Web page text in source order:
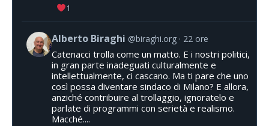
1
Alberto Biraghi @biraghi.org 22 ore
Catenacci trolla come un matto. E i nostri politici,
in gran parte inadeguati culturalmente e
intellettualmente, ci cascano. Ma ti pare che uno
così possa diventare sindaco di Milano? E allora,
anziché contribuire al trollaggio, ignoratelo e
parlate di programmi con serietà e realismo.
Macché....